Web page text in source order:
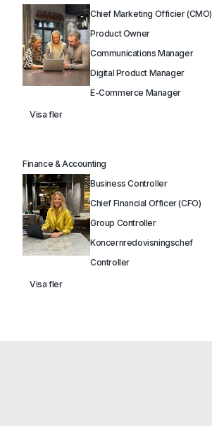
IT-Driftansvarig
Chief Marketing Officier (CMO)
Product Owner
Communications Manager
Digital Product Manager
E-Commerce Manager
Säljchef
Visa fler
Finance & Accounting
Business Controller
Chief Financial Officer (CFO)
Group Controller
Koncernredovisningschef
Controller
Visa fler